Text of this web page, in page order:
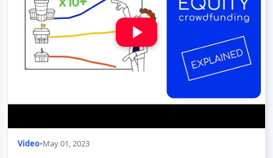
Video•May 01, 2023